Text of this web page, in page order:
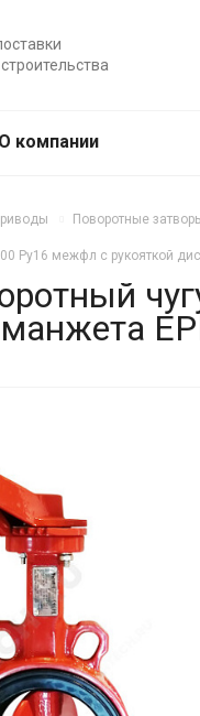
О компании
Поворотные
Ру16 межфл с рукояткой